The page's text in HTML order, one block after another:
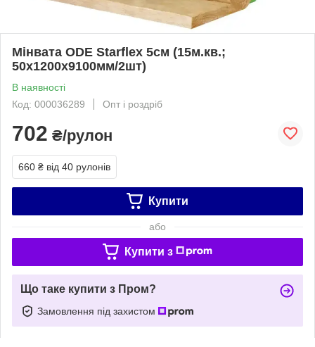
Мінвата ODE Starflex 5см (15м.кв.;
50х1200х9100мм/2шт)
В наявності
Код: 000036289
Опт і роздріб
702 ₴/рулон
660 ₴ від 40 рулонів
Купити
або
Купити з
Що таке купити з Пром?
Замовлення під захистом